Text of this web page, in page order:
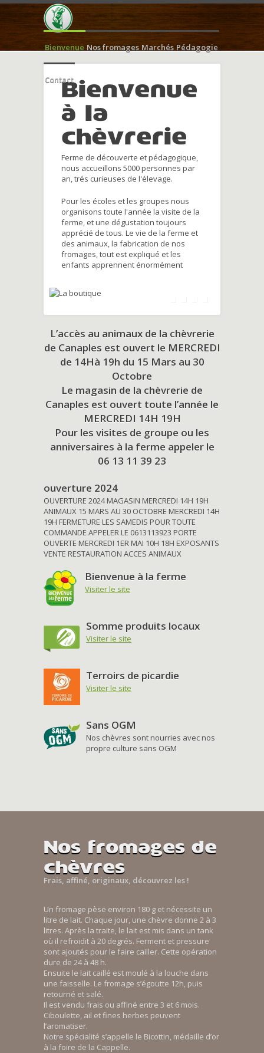
Bienvenue Nos fromages Marchés Pédagogie
ContactBienvenue
à la
chèvrerie
Ferme de découverte et pédagogique,
nous accueillons 5000 personnes par
an, trés curieuses de l'élevage.
Pour les écoles et les groupes nous
organisons toute l'année la visite de la
ferme, et une dégustation toujours
apprécié de tous. Le vie de la ferme et
des animaux, la fabrication de nos
fromages, tout est expliqué et les
enfants apprennent énormément
L’accès au animaux de la chèvrerie
de Canaples est ouvert le MERCREDI
de 14Hà 19h du 15 Mars au 30
Octobre
Le magasin de la chèvrerie de
Canaples est ouvert toute l’année le
MERCREDI 14H 19H
Pour les visites de groupe ou les
anniversaires à la ferme appeler le
06 13 11 39 23
ouverture 2024
OUVERTURE 2024 MAGASIN MERCREDI 14H 19H
ANIMAUX 15 MARS AU 30 OCTOBRE MERCREDI 14H
19H FERMETURE LES SAMEDIS POUR TOUTE
COMMANDE APPELER LE 0613113923 PORTE
OUVERTE MERCREDI 1ER MAI 10H 18H EXPOSANTS
VENTE RESTAURATION ACCES ANIMAUX
Bienvenue à la ferme
Visiter le site
Somme produits locaux
Visiter le site
Terroirs de picardie
Visiter le site
Sans OGM
Nos chèvres sont nourries avec nos
propre culture sans OGM
Nos fromages de
chèvres
Frais, affiné, originaux, découvrez les !
Un fromage pèse environ 180 g et nécessite un
litre de lait. Chaque jour, une chèvre donne 2 à 3
litres. Après la traite, le lait est mis dans un tank
où il refroidit à 20 degrés. Ferment et pressure
sont ajoutés pour le faire cailler. Cette opération
dure de 24 à 48 h.
Ensuite le lait caillé est moulé à la louche dans
une faisselle. Le fromage s’égoutte 12h, puis
retourné et salé.
Il est vendu frais ou affiné entre 3 et 6 mois.
Ciboulette, ail et fines herbes peuvent
l’aromatiser.
Notre spécialité s’appelle le Bicottin, médaille d’or
à la foire de la Cappelle.